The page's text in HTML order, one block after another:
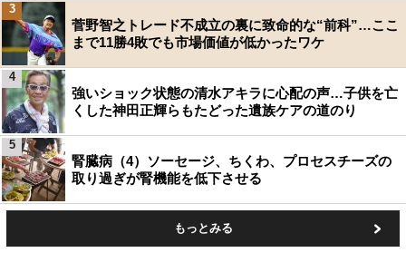
菅野智之トレード不成立の裏に致命的な“前科”…ここ
まで11勝4敗でも市場価値が低かったワケ
3
強いショック状態の清水アキラに心配の声…子供を亡
くした神田正輝らもたどった遺族ケアの道のり
4
腎臓病（4）ソーセージ、ちくわ、プロセスチーズの
取り過ぎが腎機能を低下させる
5
もっとみる